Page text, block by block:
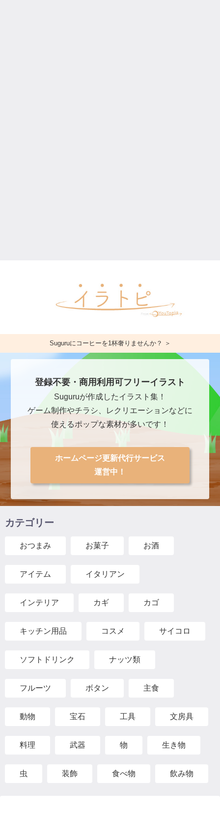
Suguruにコーヒーを1杯奢りませんか？ ＞
登録不要・商用利用可フリーイラスト
Suguruが作成したイラスト集！
ゲーム制作やチラシ、レクリエーションなどに
使えるポップな素材が多いです！
ホームページ更新代行サービス
運営中！
カテゴリー
おつまみ お菓子 お酒
アイテム イタリアン
インテリア カギ カゴ
キッチン用品 コスメ サイコロ
ソフトドリンク ナッツ類
フルーツ ボタン 主食
動物 宝石 工具 文房具
料理 武器 物 生き物
虫 装飾 食べ物 飲み物